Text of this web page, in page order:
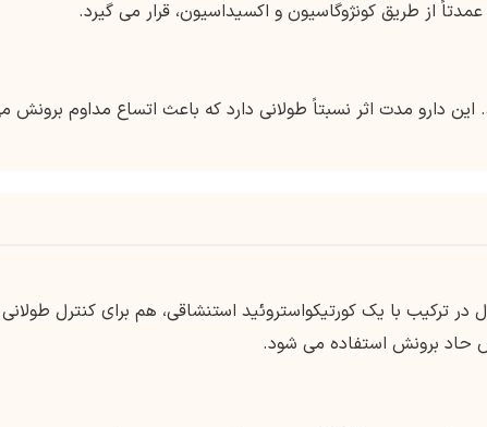
از طریق کونژوگاسیون و اکسیداسیون، قرار می گیرد.
این دارو مدت اثر نسبتاً طولانی دارد که باعث اتساع مداوم برونش
در ترکیب با یک کورتیکواستروئید استنشاقی، هم برای کنترل طولانی
حاد برونش استفاده می شود.